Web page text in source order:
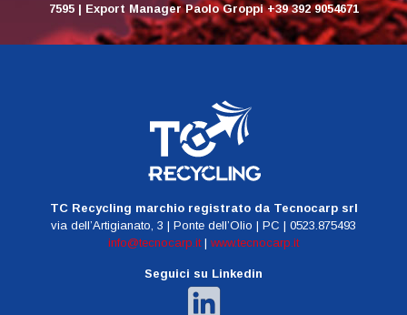
7595 | Export Manager Paolo Groppi +39 392 9054671
TC Recycling marchio registrato da Tecnocarp srl
via dell’Artigianato, 3 | Ponte dell’Olio | PC | 0523.875493
info@tecnocarp.it| www.tecnocarp.it
Seguici su Linkedin